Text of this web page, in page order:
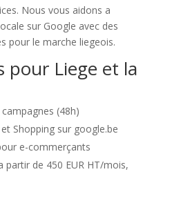
Nous vous aidons a
sur Google avec des
pour le marche liegeois.
pour Liege et la
(48h)
Shopping sur google.be
e-commerçants
partir de 450 EUR HT/mois,